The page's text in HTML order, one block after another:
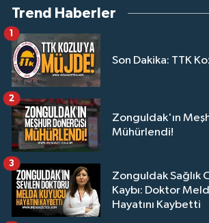
Trend Haberler
Son Dakika: TTK
1
Zonguldak'ın
Mühürlendi!
2
Zonguldak Sağlık
Kaybı: Doktor
Hayatını Kaybetti
3